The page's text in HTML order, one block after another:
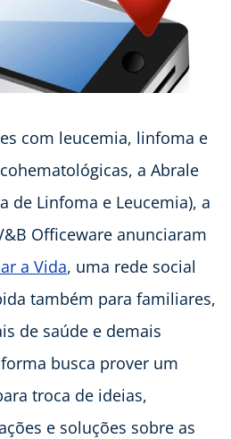
com leucemia, linfoma e
a Abrale
de Linfoma e Leucemia), a
Officeware anunciaram
a Vida, uma rede social
também para familiares,
de saúde e demais
busca prover um
troca de ideias,
e soluções sobre as